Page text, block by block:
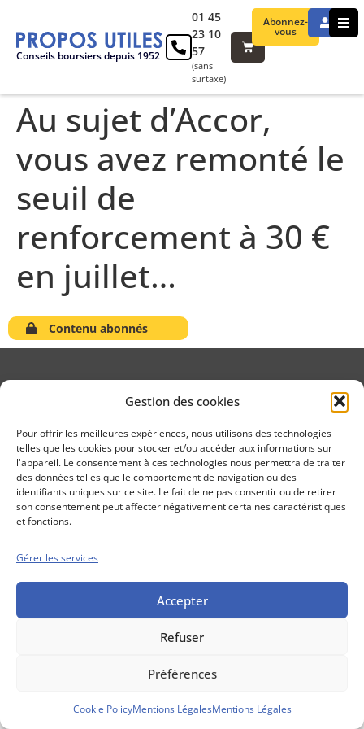
Gestion des cookies
Pour offrir les meilleures expériences, nous utilisons des technologies
telles que les cookies pour stocker et/ou accéder aux informations sur
l'appareil. Le consentement à ces technologies nous permettra de traiter
des données telles que le comportement de navigation ou des
identifiants uniques sur ce site. Le fait de ne pas consentir ou de retirer
son consentement peut affecter négativement certaines caractéristiques
et fonctions.
Gérer les services
Accepter
Refuser
Préférences
Cookie PolicyMentions LégalesMentions Légales
Conseils boursiers depuis 1952
Abonnez-
vous
01 45
23 10
57
(sans
surtaxe)
Au sujet d’Accor,
vous avez remonté le
seuil de
renforcement à 30 €
en juillet…
Contenu abonnés
Conseils boursiers depuis 1952
Propos Utiles est
une publication
des Editions
Marigny
Mentions Légales
Politique cookie